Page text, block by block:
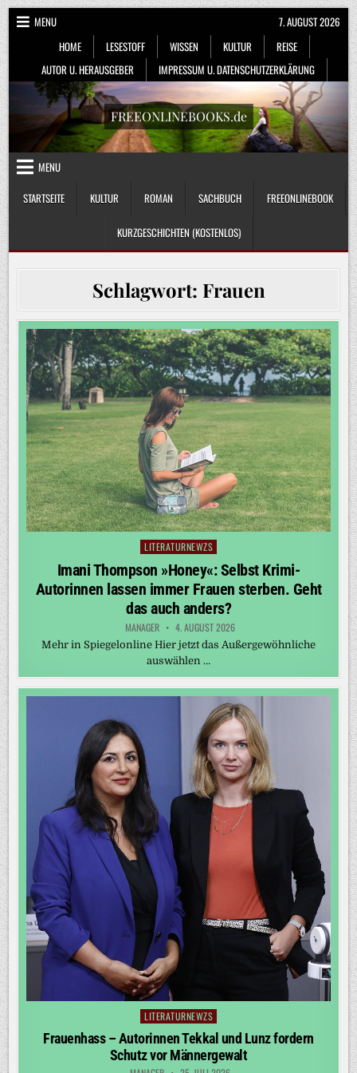
Skip
to
content
MENU
HOME
LESESTOFF WISSEN KULTUR
REISE
AUTOR U. HERAUSGEBER
IMPRESSUM U. DATENSCHUTZERKLÄRUNG
7. AUGUST 2026
FREEONLINEBOOKS.de
MENU
STARTSEITE
KULTUR ROMAN SACHBUCH FREEONLINEBOOK
KURZGESCHICHTEN (KOSTENLOS)
Schlagwort: Frauen
Posted
LITERATURNEWZS
Imani Thompson »Honey«: Selbst Krimi-
Autorinnen lassen immer Frauen sterben. Geht
das auch anders?
MANAGER 4. AUGUST 2026
Mehr in Spiegelonline Hier jetzt das Außergewöhnliche
auswählen …
Posted
LITERATURNEWZS
Frauenhass – Autorinnen Tekkal und Lunz fordern
Schutz vor Männergewalt